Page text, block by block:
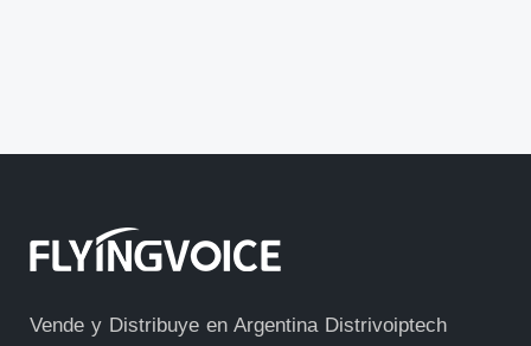
Vende y Distribuye en Argentina Distrivoiptech